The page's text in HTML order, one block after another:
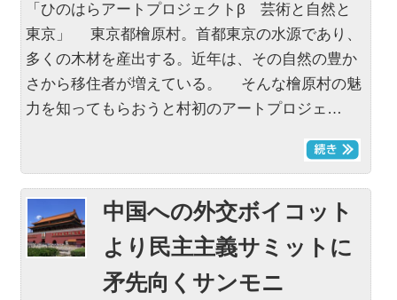
「ひのはらアートプロジェクトβ 芸術と自然と
東京」 東京都檜原村。首都東京の水源であり、
多くの木材を産出する。近年は、その自然の豊か
さから移住者が増えている。 そんな檜原村の魅
力を知ってもらおうと村初のアートプロジェ…
中国への外交ボイコット
より民主主義サミットに
矛先向くサンモニ